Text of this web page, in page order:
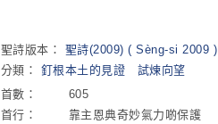
聖詩版本： 聖詩(2009) ( Sèng-si 2009 )
分類： 釘根本土的見證
試煉向望
首數：
605
首行：
靠主恩典奇妙氣力啲保護